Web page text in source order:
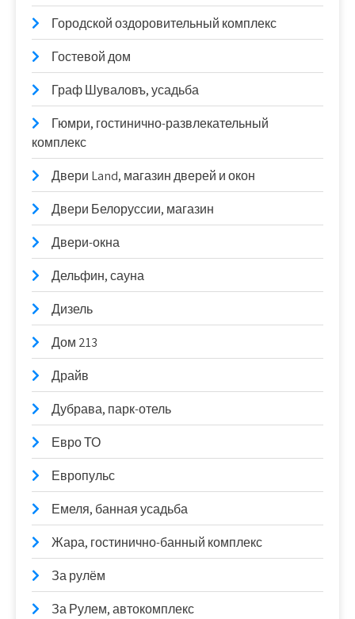
Городской оздоровительный комплекс
Гостевой дом
Граф Шуваловъ, усадьба
Гюмри, гостинично-развлекательный
комплекс
Двери Land, магазин дверей и окон
Двери Белоруссии, магазин
Двери-окна
Дельфин, сауна
Дизель
Дом 213
Драйв
Дубрава, парк-отель
Евро ТО
Европульс
Емеля, банная усадьба
Жара, гостинично-банный комплекс
За рулём
За Рулем, автокомплекс